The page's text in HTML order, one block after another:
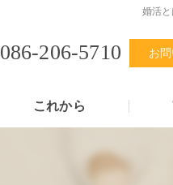
婚活
086-206-5710 お
これから